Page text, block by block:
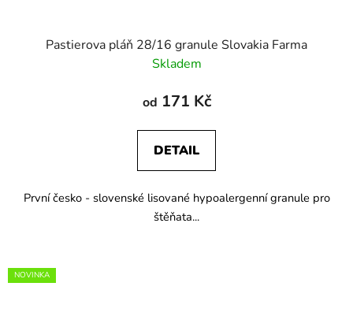
Pastierova pláň 28/16 granule Slovakia Farma
Skladem
od 171 Kč
DETAIL
První česko - slovenské lisované hypoalergenní granule pro
štěňata...
NOVINKA